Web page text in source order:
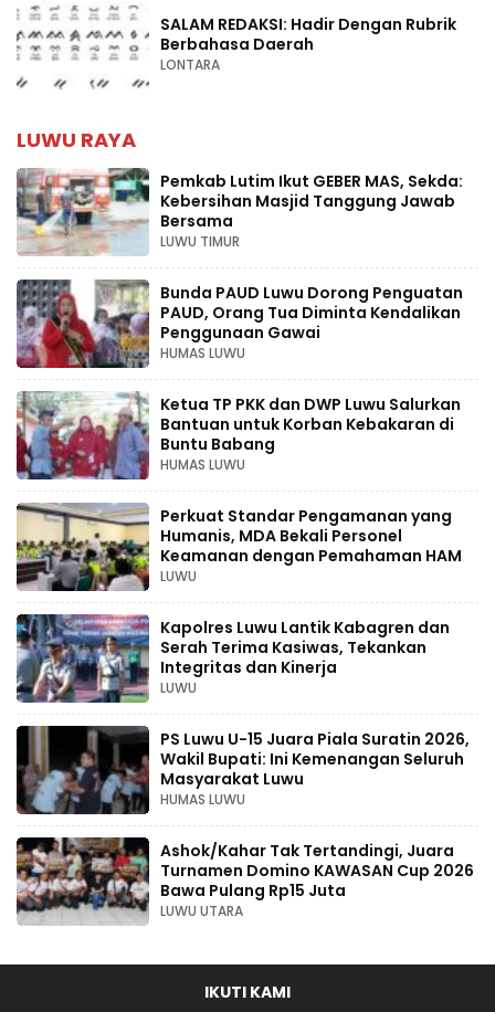
SALAM REDAKSI: Hadir Dengan Rubrik
Berbahasa Daerah
LONTARA
LUWU RAYA
Pemkab Lutim Ikut GEBER MAS, Sekda:
Kebersihan Masjid Tanggung Jawab
Bersama
LUWU TIMUR
Bunda PAUD Luwu Dorong Penguatan
PAUD, Orang Tua Diminta Kendalikan
Penggunaan Gawai
HUMAS LUWU
Ketua TP PKK dan DWP Luwu Salurkan
Bantuan untuk Korban Kebakaran di
Buntu Babang
HUMAS LUWU
Perkuat Standar Pengamanan yang
Humanis, MDA Bekali Personel
Keamanan dengan Pemahaman HAM
LUWU
Kapolres Luwu Lantik Kabagren dan
Serah Terima Kasiwas, Tekankan
Integritas dan Kinerja
LUWU
PS Luwu U-15 Juara Piala Suratin 2026,
Wakil Bupati: Ini Kemenangan Seluruh
Masyarakat Luwu
HUMAS LUWU
Ashok/Kahar Tak Tertandingi, Juara
Turnamen Domino KAWASAN Cup 2026
Bawa Pulang Rp15 Juta
LUWU UTARA
IKUTI KAMI